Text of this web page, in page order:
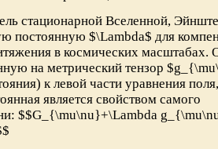
стационарной Вселенной,
постоянную $\Lambda$ для
в космических масштабах.
на метрический тензор
к левой части уравнения поля,
является свойством самого
$$G_{\mu\nu}+\Lambda